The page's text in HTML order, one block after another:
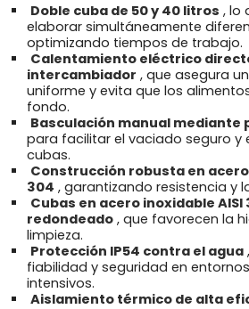
Doble cuba de 50 y 40 litros , lo
elaborar simultáneamente
optimizando tiempos de trabajo.
Calentamiento eléctrico
intercambiador , que asegura
uniforme y evita que los
fondo.
Basculación manual mediante
para facilitar el vaciado seguro y
cubas.
Construcción robusta en acero
304 , garantizando resistencia y
Cubas en acero inoxidable AISI
redondeado , que favorecen la
limpieza.
Protección IP54 contra el agua
fiabilidad y seguridad en
intensivos.
Aislamiento térmico de alta